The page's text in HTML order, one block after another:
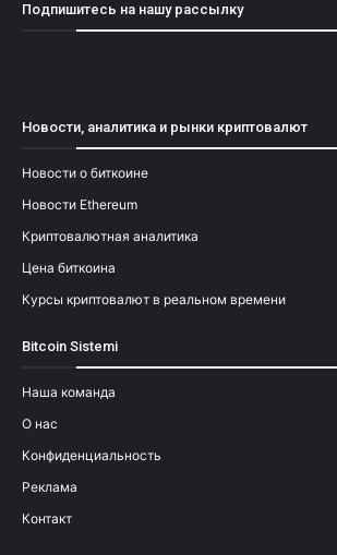
Подпишитесь на нашу рассылку
Новости, аналитика и рынки криптовалют
Новости о биткоине
Новости Ethereum
Криптовалютная аналитика
Цена биткоина
Курсы криптовалют в реальном времени
Bitcoin Sistemi
Наша команда
О нас
Конфиденциальность
Реклама
Контакт